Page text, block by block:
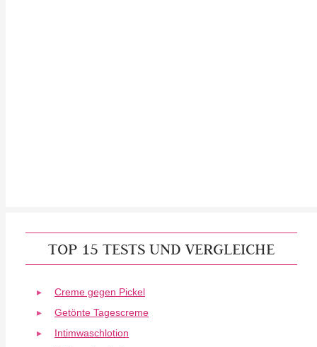
TOP 15 TESTS UND VERGLEICHE
Creme gegen Pickel
Getönte Tagescreme
Intimwaschlotion